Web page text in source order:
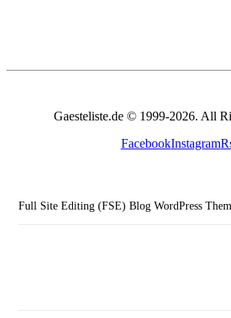
Gaesteliste.de © 1999-2026. All
FacebookInstagram
Full Site Editing (FSE) Blog WordPress